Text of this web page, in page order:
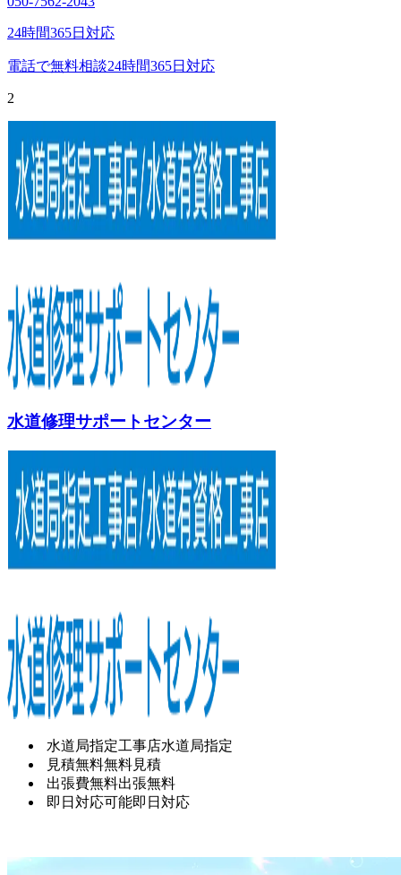
24時間365日対応
電話で無料相談24時間365日対応
2
水道修理サポートセンター
水道局指定工事店水道局指定
見積無料無料見積
出張費無料出張無料
即日対応可能即日対応